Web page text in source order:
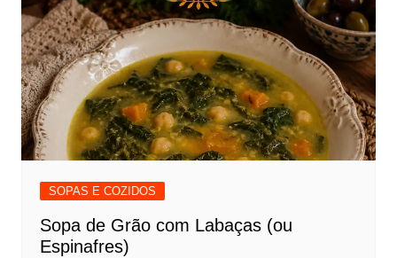
SOPAS E COZIDOS
Sopa de Grão com Labaças (ou
Espinafres)